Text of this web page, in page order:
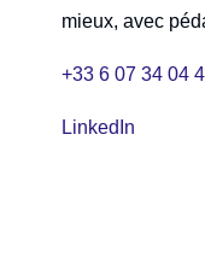
mieux, avec
+33 6 07 34 04
LinkedIn